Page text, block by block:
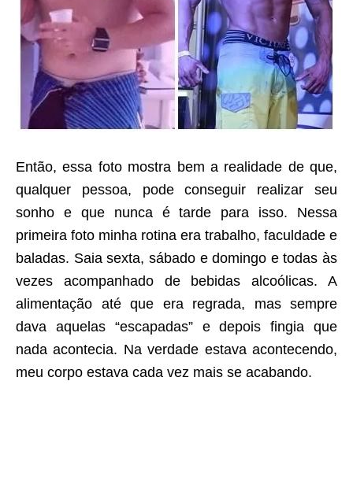
Então, essa foto mostra bem a realidade de que,
qualquer pessoa, pode conseguir realizar seu
sonho e que nunca é tarde para isso. Nessa
primeira foto minha rotina era trabalho, faculdade e
baladas. Saia sexta, sábado e domingo e todas às
vezes acompanhado de bebidas alcoólicas. A
alimentação até que era regrada, mas sempre
dava aquelas “escapadas” e depois fingia que
nada acontecia. Na verdade estava acontecendo,
meu corpo estava cada vez mais se acabando.